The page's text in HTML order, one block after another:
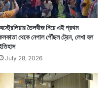
তৈলবীজ নিয়ে এই প্রথম
থেকে নেপাল পৌঁছল ট্রেন, লেখা হল
July 28, 2026